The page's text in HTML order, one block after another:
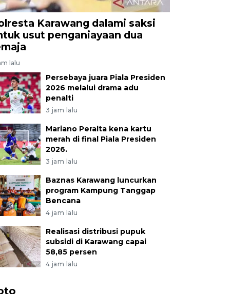
Karawang dalami saksi
usut penganiayaan dua
lalu
Persebaya juara Piala Presiden
2026 melalui drama adu
penalti
3 jam lalu
Mariano Peralta kena kartu
merah di final Piala Presiden
2026.
3 jam lalu
Baznas Karawang luncurkan
program Kampung Tanggap
Bencana
4 jam lalu
Realisasi distribusi pupuk
subsidi di Karawang capai
58,85 persen
4 jam lalu